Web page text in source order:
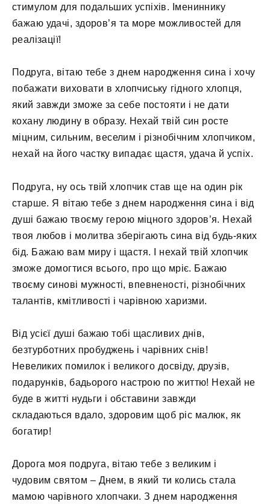
стимулом для подальших успіхів. Імениннику
бажаю удачі, здоров’я та море можливостей для
реалізації!
Подруга, вітаю тебе з днем ​​народження сина і хочу
побажати виховати в хлопчиську гідного хлопця,
який завжди зможе за себе постояти і не дати
кохану людину в образу. Нехай твій син росте
міцним, сильним, веселим і різнобічним хлопчиком,
нехай на його частку випадає щастя, удача й успіх.
Подруга, ну ось твій хлопчик став ще на один рік
старше. Я вітаю тебе з днем ​​народження сина і від
душі бажаю твоєму герою міцного здоров’я. Нехай
твоя любов і молитва зберігають сина від будь-яких
бід. Бажаю вам миру і щастя. І нехай твій хлопчик
зможе домогтися всього, про що мріє. Бажаю
твоєму синові мужності, впевненості, різнобічних
талантів, кмітливості і чарівною харизми.
Від усієї душі бажаю тобі щасливих днів,
безтурботних пробуджень і чарівних снів!
Невеликих помилок і великого досвіду, друзів,
подарунків, бадьорого настрою по життю! Нехай не
буде в житті нудьги і обставини завжди
складаються вдало, здоровим щоб ріс малюк, як
богатир!
Дорога моя подруга, вітаю тебе з великим і
чудовим святом – Днем, в який ти колись стала
мамою чарівного хлопчаки. З днем ​​народження